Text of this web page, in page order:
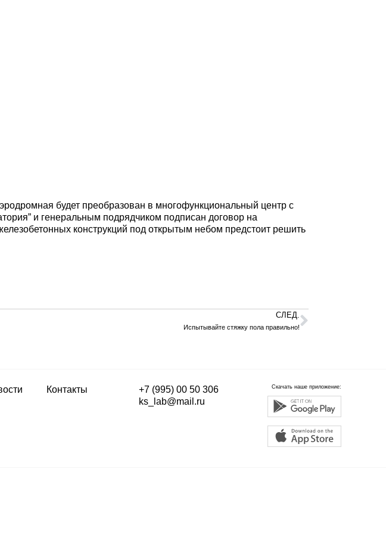
будет преобразован в многофункциональный центр с
и генеральным подрядчиком подписан договор на
конструкций под открытым небом предстоит решить
СЛЕД.
Испытывайте стяжку пола правильно!
Контакты
+7 (995) 00 50 306
ks_lab@mail.ru
Скачать наше приложение: